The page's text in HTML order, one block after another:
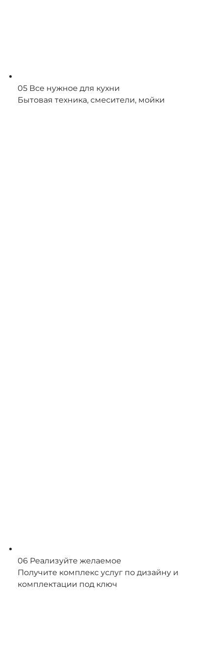
05 Все нужное для кухни
Бытовая техника, смесители, мойки
06 Реализуйте желаемое
Получите комплекс услуг по дизайну и
комплектации под ключ